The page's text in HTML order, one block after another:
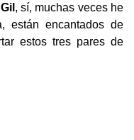
, sí, muchas veces he
están encantados de
estos tres pares de